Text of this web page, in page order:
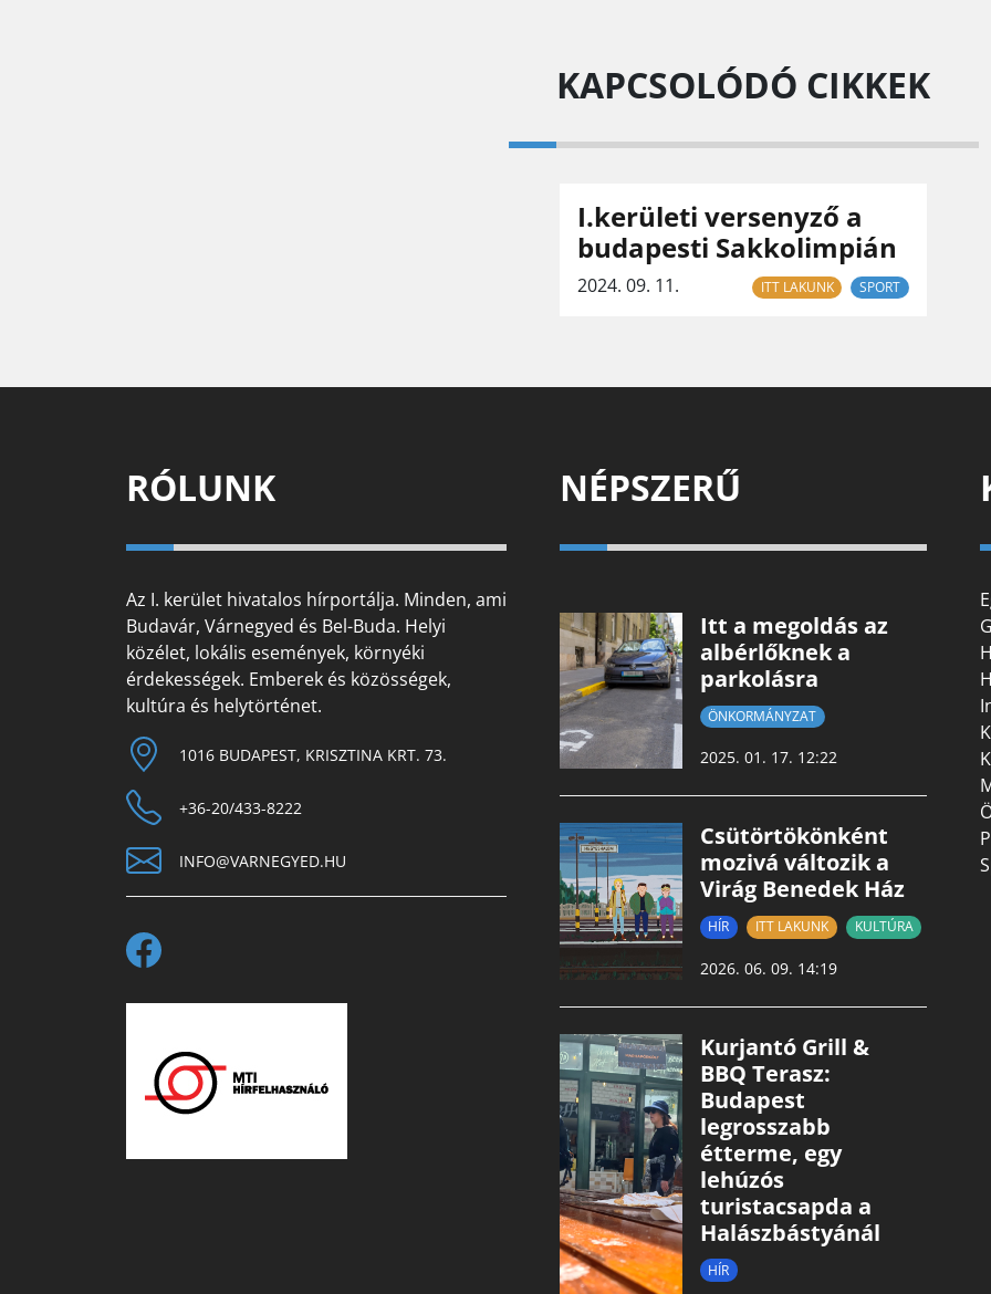
KAPCSOLÓDÓ CIKKEK
I.kerületi versenyző a
budapesti Sakkolimpián
2024. 09. 11. ITT LAKUNK SPORT
RÓLUNK
Az I. kerület hivatalos hírportálja. Minden, ami
Budavár, Várnegyed és Bel-Buda. Helyi
közélet, lokális események, környéki
érdekességek. Emberek és közösségek,
kultúra és helytörténet.
1016 BUDAPEST, KRISZTINA KRT. 73.
+36-20/433-8222
INFO@VARNEGYED.HU
NÉPSZERŰ
Itt a megoldás az
albérlőknek a
parkolásra
ÖNKORMÁNYZAT
2025. 01. 17. 12:22
Csütörtökönként
mozivá változik a
Virág Benedek Ház
HÍR ITT LAKUNK KULTÚRA
2026. 06. 09. 14:19
Kurjantó Grill &
BBQ Terasz:
Budapest
legrosszabb
étterme, egy
lehúzós
turistacsapda a
Halászbástyánál
HÍR